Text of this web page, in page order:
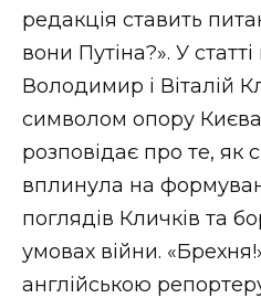
Стиль життя
Втрачений Ужгород
Втрачений Ужгород
ЗАКАРПАТСЬКІ
редакція ставить
вони Путіна?». У
Володимир і Віталій
символом опору
розповідає про те, як
вплинула на
поглядів Кличків та
умовах війни.
англійською